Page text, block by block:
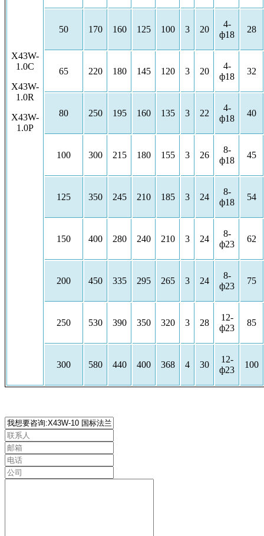
X43W-
1.0C
X43W-
1.0R
X43W-
1.0P
50 170 160 125 100 3 20
4-
ф18
28
65 220 180 145 120 3 20
4-
ф18
32
80 250 195 160 135 3 22
4-
ф18
40
100 300 215 180 155 3 26
8-
ф18
45
125 350 245 210 185 3 24
8-
ф18
54
150 400 280 240 210 3 24
8-
ф23
62
200 450 335 295 265 3 24
8-
ф23
75
250 530 390 350 320 3 28
12-
ф23
85
300 580 440 400 368 4 30
12-
ф23
100